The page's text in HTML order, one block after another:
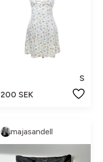
S
200 SEK
majasandell